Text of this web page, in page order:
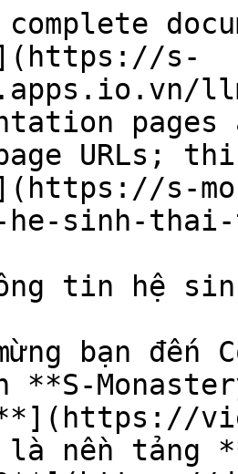
s-
URLs;
s-
sinh-
tin hệ
bạn
**S-
là nền tảng